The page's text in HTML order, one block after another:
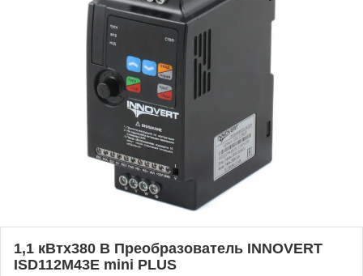
1,1 кВтx380 В Преобразователь INNOVERT
ISD112M43E mini PLUS